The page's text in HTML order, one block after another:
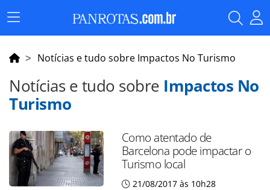
Menu
Principal
Notícias e tudo sobre Impactos No Turismo
Notícias e tudo sobre Impactos No
Turismo
Como atentado de
Barcelona pode impactar o
Turismo local
21/08/2017 às 10h28